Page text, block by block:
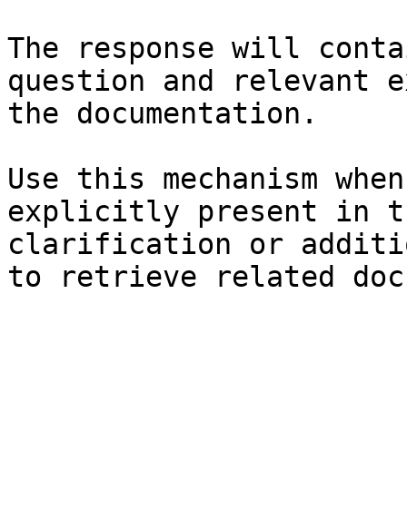
The response will
question and relevant
the documentation.
Use this mechanism
explicitly present in
clarification or